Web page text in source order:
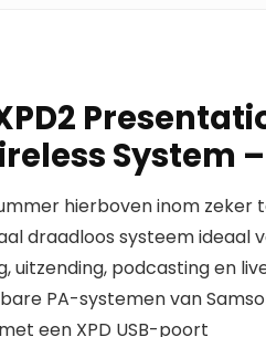
System –
hierboven inom zeker
draadloos systeem ideaal
uitzending, podcasting en
PA-systemen van
een XPD USB-poort